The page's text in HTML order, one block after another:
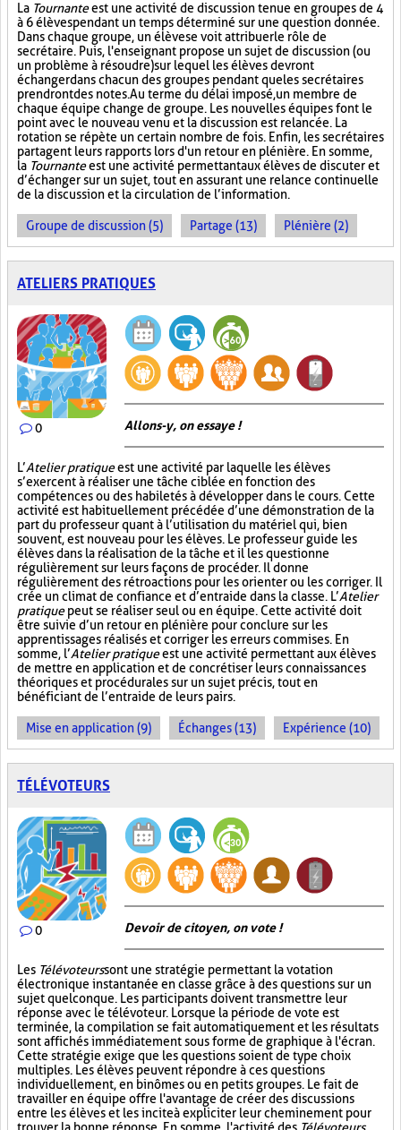
La Tournanteest une activité de discussion tenue en groupes de 4
à 6 élèves pendant un temps déterminé sur une question donnée.
Dans chaque groupe, un élève se voit attribuer le rôle de
secrétaire. Puis, l'enseignant propose un sujet de discussion (ou
un problème à résoudre) sur lequel les élèves devront
échanger dans chacun des groupes pendant que les secrétaires
prendront des notes. Au terme du délai imposé, un membre de
chaque équipe change de groupe. Les nouvelles équipes font le
point avec le nouveau venu et la discussion est relancée. La
rotation se répète un certain nombre de fois. Enfin, les secrétaires
partagent leurs rapports lors d'un retour en plénière. En somme,
la Tournanteest une activité permettant aux élèves de discuter et
d’échanger sur un sujet, tout en assurant une relance continuelle
de la discussion et la circulation de l’information.
Groupe de discussion (5) Partage (13) Plénière (2)
ATELIERS PRATIQUES
0 Allons-y, on essaye !
L’Atelier pratiqueest une activité par laquelle les élèves
s’exercent à réaliser une tâche ciblée en fonction des
compétences ou des habiletés à développer dans le cours. Cette
activité est habituellement précédée d’une démonstration de la
part du professeur quant à l’utilisation du matériel qui, bien
souvent, est nouveau pour les élèves. Le professeur guide les
élèves dans la réalisation de la tâche et il les questionne
régulièrement sur leurs façons de procéder. Il donne
régulièrement des rétroactions pour les orienter ou les corriger. Il
crée un climat de confiance et d’entraide dans la classe. L’Atelier
pratiquepeut se réaliser seul ou en équipe. Cette activité doit
être suivie d’un retour en plénière pour conclure sur les
apprentissages réalisés et corriger les erreurs commises. En
somme, l’Atelier pratiqueest une activité permettant aux élèves
de mettre en application et de concrétiser leurs connaissances
théoriques et procédurales sur un sujet précis, tout en
bénéficiant de l’entraide de leurs pairs.
Mise en application (9) Échanges (13) Expérience (10)
TÉLÉVOTEURS
0 Devoir de citoyen, on vote !
Les Télévoteurssont une stratégie permettant la votation
électronique instantanée en classe grâce à des questions sur un
sujet quelconque. Les participants doivent transmettre leur
réponse avec le télévoteur. Lorsque la période de vote est
terminée, la compilation se fait automatiquement et les résultats
sont affichés immédiatement sous forme de graphique à l'écran.
Cette stratégie exige que les questions soient de type choix
multiples. Les élèves peuvent répondre à ces questions
individuellement, en binômes ou en petits groupes. Le fait de
travailler en équipe offre l'avantage de créer des discussions
entre les élèves et les incite à expliciter leur cheminement pour